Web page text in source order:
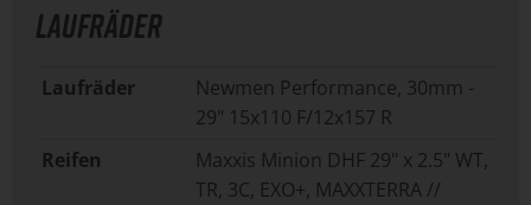
LAUFRÄDER
Laufräder
Newmen Performance, 30mm -
29" 15x110 F/12x157 R
Reifen
Maxxis Minion DHF 29" x 2.5" WT,
TR, 3C, EXO+, MAXXTERRA //